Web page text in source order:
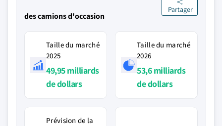
des camions d'occasion
Partager
Taille du marché
2025
49,95 milliards
de dollars
Taille du marché
2026
53,6 milliards
de dollars
Prévision de la